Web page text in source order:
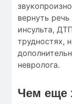
вернуть
инсульта,
трудностях,
невролога.
Чем еще